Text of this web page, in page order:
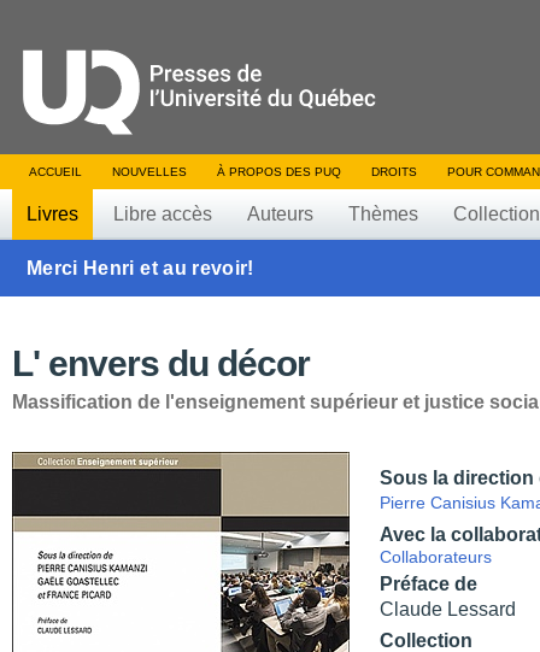
ACCUEIL NOUVELLES À PROPOS DES PUQ DROITS POUR
Livres Libre accès Auteurs Thèmes
Merci Henri et au revoir!
L' envers du décor
Massification de l'enseignement supérieur et justice
Sous la direction
Pierre Canisius
Avec la
Collaborateurs
Préface de
Claude Lessard
Collection